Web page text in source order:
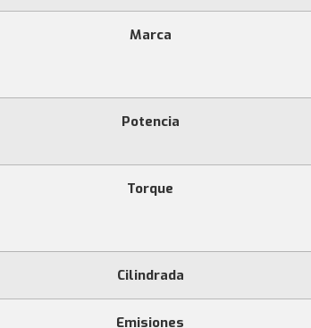
Marca
Potencia
Torque
Cilindrada
Emisiones